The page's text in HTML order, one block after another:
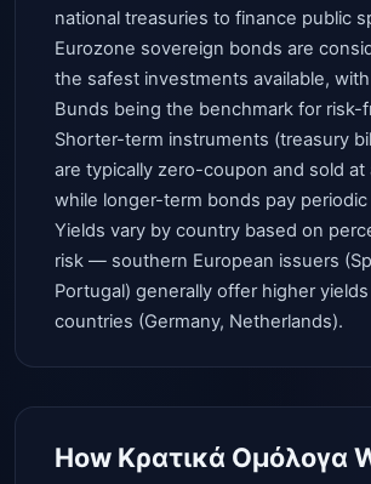
national treasuries to finance public
Eurozone sovereign bonds are
the safest investments available,
Bunds being the benchmark for risk-
Shorter-term instruments (treasury
are typically zero-coupon and sold at
while longer-term bonds pay
Yields vary by country based on
risk — southern European issuers
Portugal) generally offer higher
countries (Germany, Netherlands).
How Κρατικά Ομόλογα